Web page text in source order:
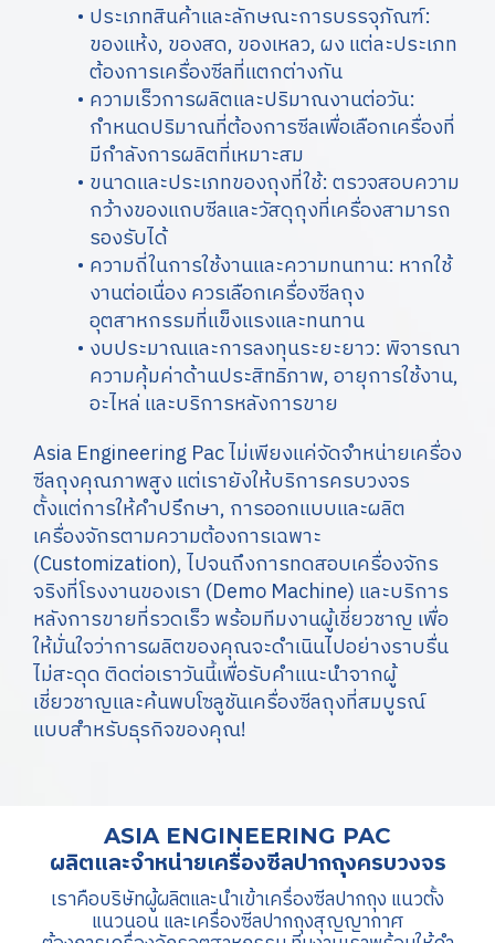
ประเภทสินค้าและลักษณะการบรรจุภัณฑ์:
ของแห้ง, ของสด, ของเหลว, ผง แต่ละประเภท
ต้องการเครื่องซีลที่แตกต่างกัน
ความเร็วการผลิตและปริมาณงานต่อวัน:
กำหนดปริมาณที่ต้องการซีลเพื่อเลือกเครื่องที่
มีกำลังการผลิตที่เหมาะสม
ขนาดและประเภทของถุงที่ใช้: ตรวจสอบความ
กว้างของแถบซีลและวัสดุถุงที่เครื่องสามารถ
รองรับได้
ความถี่ในการใช้งานและความทนทาน: หากใช้
งานต่อเนื่อง ควรเลือกเครื่องซีลถุง
อุตสาหกรรมที่แข็งแรงและทนทาน
งบประมาณและการลงทุนระยะยาว: พิจารณา
ความคุ้มค่าด้านประสิทธิภาพ, อายุการใช้งาน,
อะไหล่ และบริการหลังการขาย
Asia Engineering Pac ไม่เพียงแค่จัดจำหน่ายเครื่อง
ซีลถุงคุณภาพสูง แต่เรายังให้บริการครบวงจร
ตั้งแต่การให้คำปรึกษา, การออกแบบและผลิต
เครื่องจักรตามความต้องการเฉพาะ
(Customization), ไปจนถึงการทดสอบเครื่องจักร
จริงที่โรงงานของเรา (Demo Machine) และบริการ
หลังการขายที่รวดเร็ว พร้อมทีมงานผู้เชี่ยวชาญ เพื่อ
ให้มั่นใจว่าการผลิตของคุณจะดำเนินไปอย่างราบรื่น
ไม่สะดุด ติดต่อเราวันนี้เพื่อรับคำแนะนำจากผู้
เชี่ยวชาญและค้นพบโซลูชันเครื่องซีลถุงที่สมบูรณ์
แบบสำหรับธุรกิจของคุณ!
ASIA ENGINEERING PAC
ผลิตและ จำหน่ายเครื่องซีลปากถุงครบวงจร
เราคือบริษัทผู้ผลิตและนำเข้าเครื่องซีลปากถุง แนวตั้ง
แนวนอน และเครื่องซีลปากถุงสุญญากาศ